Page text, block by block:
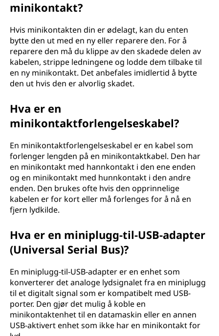
minikontakt?
Hvis minikontakten din er ødelagt, kan du enten
bytte den ut med en ny eller reparere den. For å
reparere den må du klippe av den skadede delen av
kabelen, strippe ledningene og lodde dem tilbake til
en ny minikontakt. Det anbefales imidlertid å bytte
den ut hvis den er alvorlig skadet.
Hva er en
minikontaktforlengelseskabel?
En minikontaktforlengelseskabel er en kabel som
forlenger lengden på en minikontaktkabel. Den har
en minikontakt med hannkontakt i den ene enden
og en minikontakt med hunnkontakt i den andre
enden. Den brukes ofte hvis den opprinnelige
kabelen er for kort eller må forlenges for å nå en
fjern lydkilde.
Hva er en miniplugg-til-USB-adapter
(Universal Serial Bus)?
En miniplugg-til-USB-adapter er en enhet som
konverterer det analoge lydsignalet fra en miniplugg
til et digitalt signal som er kompatibelt med USB-
porter. Den gjør det mulig å koble en
minikontaktenhet til en datamaskin eller en annen
USB-aktivert enhet som ikke har en minikontakt for